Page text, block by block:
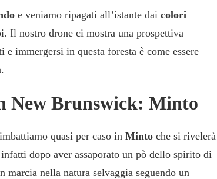
e veniamo ripagati all’istante dai colori
Il nostro drone ci mostra una prospettiva
immergersi in questa foresta è come essere
New Brunswick: Minto
quasi per caso in Minto che si rivelerà
dopo aver assaporato un pò dello spirito di
marcia nella natura selvaggia seguendo un